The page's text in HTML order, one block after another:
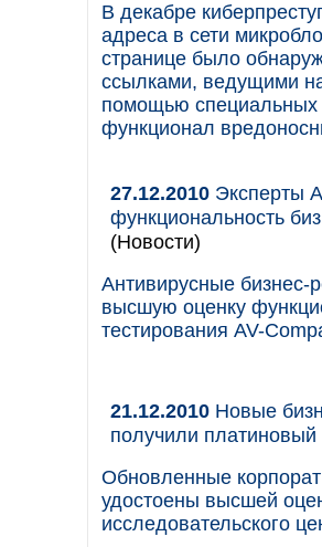
В декабре
адреса в сети
странице было
ссылками, ведущими
помощью специальных
функционал
27.12.2010 Эксперты
функциональность
(Новости)
Антивирусные бизнес-
высшую оценку
тестирования AV-
21.12.2010 Новые
получили
Обновленные
удостоены высшей
исследовательского